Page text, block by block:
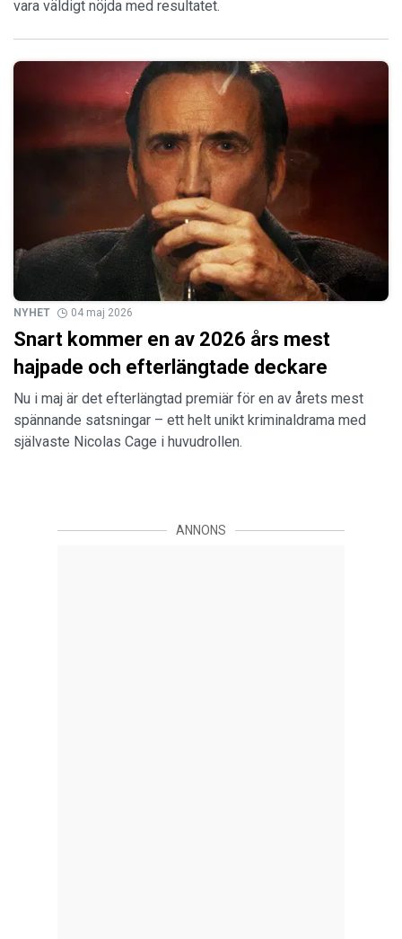
vara väldigt nöjda med resultatet.
NYHET 04 maj 2026
Snart kommer en av 2026 års mest
hajpade och efterlängtade deckare
Nu i maj är det efterlängtad premiär för en av årets mest
spännande satsningar – ett helt unikt kriminaldrama med
självaste Nicolas Cage i huvudrollen.
ANNONS